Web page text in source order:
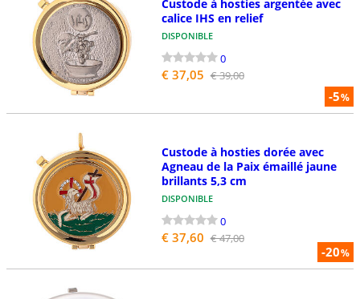
-5%
Custode à hosties argentée avec
calice IHS en relief
DISPONIBLE
0
€ 37,05 € 39,00
-20%
Custode à hosties dorée avec
Agneau de la Paix émaillé jaune
brillants 5,3 cm
DISPONIBLE
0
€ 37,60 € 47,00